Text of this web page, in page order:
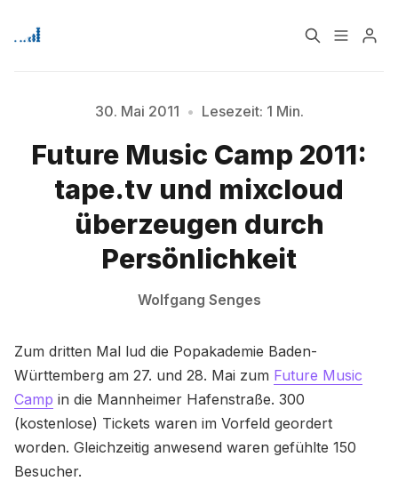
Signup Bitte geben Sie mindestens 3 Zeichen ein
30. Mai 2011 • Lesezeit: 1 Min.
Future Music Camp 2011:
tape.tv und mixcloud
überzeugen durch
Persönlichkeit
Wolfgang Senges
Zum dritten Mal lud die Popakademie Baden-
Württemberg am 27. und 28. Mai zum Future Music
Camp in die Mannheimer Hafenstraße. 300
(kostenlose) Tickets waren im Vorfeld geordert
worden. Gleichzeitig anwesend waren gefühlte 150
Besucher.